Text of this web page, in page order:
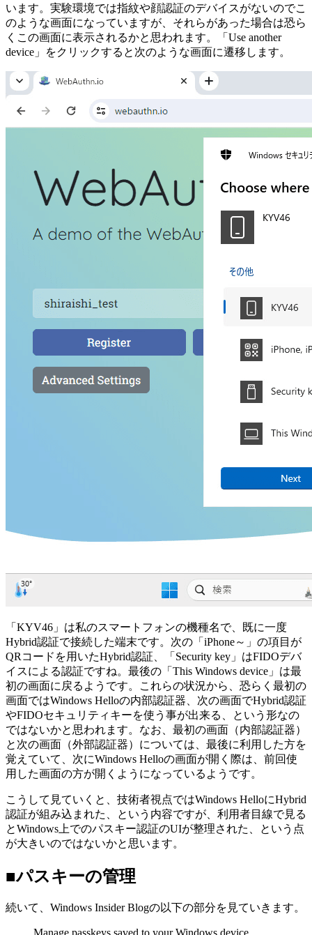
います。実験環境では指紋や顔認証のデバイスがないのでこ
のような画面になっていますが、それらがあった場合は恐ら
くこの画面に表示されるかと思われます。「Use another
device」をクリックすると次のような画面に遷移します。
「KYV46」は私のスマートフォンの機種名で、既に一度
Hybrid認証で接続した端末です。次の「iPhone～」の項目が
QRコードを用いたHybrid認証、「Security key」はFIDOデバ
イスによる認証ですね。最後の「This Windows device」は最
初の画面に戻るようです。これらの状況から、恐らく最初の
画面ではWindows Helloの内部認証器、次の画面でHybrid認証
やFIDOセキュリティキーを使う事が出来る、という形なの
ではないかと思われます。なお、最初の画面（内部認証器）
と次の画面（外部認証器）については、最後に利用した方を
覚えていて、次にWindows Helloの画面が開く際は、前回使
用した画面の方が開くようになっているようです。
こうして見ていくと、技術者視点ではWindows HelloにHybrid
認証が組み込まれた、という内容ですが、利用者目線で見る
とWindows上でのパスキー認証のUIが整理された、という点
が大きいのではないかと思います。
■パスキーの管理
続いて、Windows Insider Blogの以下の部分を見ていきます。